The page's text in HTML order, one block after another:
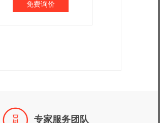
免费询价
专家服务团队